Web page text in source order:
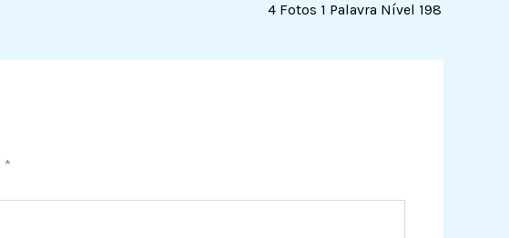
4 Fotos 1 Palavra Nível 198
*